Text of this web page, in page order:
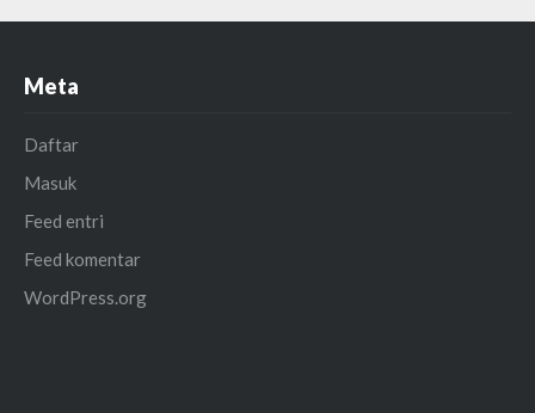
Meta
Daftar
Masuk
Feed entri
Feed komentar
WordPress.org